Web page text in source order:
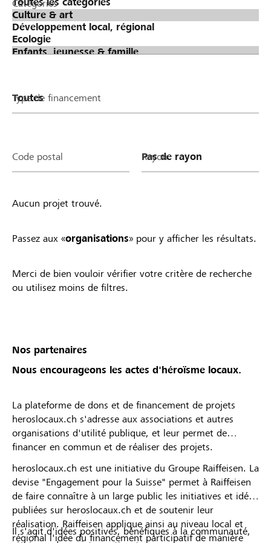
Catégories
Type de financement
Code postal Rayon
Aucun projet trouvé.
Passez aux «organisations» pour y afficher les résultats.
Merci de bien vouloir vérifier votre critère de recherche
ou utilisez moins de filtres.
Nos partenaires
Nous encourageons les actes d'héroïsme locaux.
La plateforme de dons et de financement de projets
heroslocaux.ch s'adresse aux associations et autres
organisations d'utilité publique, et leur permet de
financer en commun et de réaliser des projets.
heroslocaux.ch est une initiative du Groupe Raiffeisen. La
devise "Engagement pour la Suisse" permet à Raiffeisen
de faire connaître à un large public les initiatives et idées
publiées sur heroslocaux.ch et de soutenir leur
réalisation. Raiffeisen applique ainsi au niveau local et
régional l'idée du financement participatif de manière
Il s'agit d'idées positives, bénéfiques à la communauté,